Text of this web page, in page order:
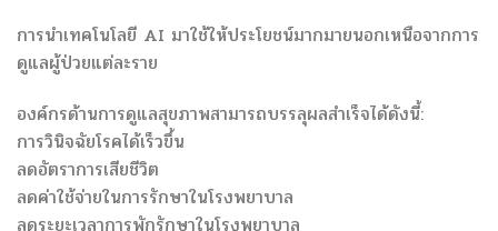
การนำเทคโนโลยี AI มาใช้ให้ประโยชน์มากมายนอกเหนือจากการ
ดูแลผู้ป่วยแต่ละราย
องค์กรด้านการดูแลสุขภาพสามารถบรรลุผลสำเร็จได้ดังนี้:
การวินิจฉัยโรคได้เร็วขึ้น
ลดอัตราการเสียชีวิต
ลดค่าใช้จ่ายในการรักษาในโรงพยาบาล
ลดระยะเวลาการพักรักษาในโรงพยาบาล